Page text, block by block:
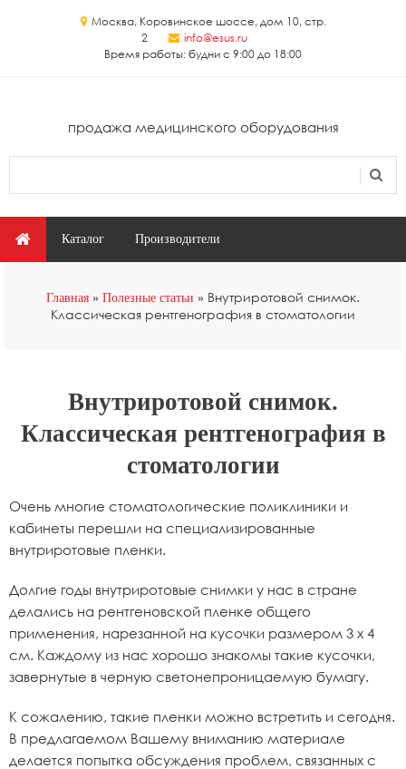
Москва, Коровинское шоссе, дом 10, стр.
2
info@esus.ru
Время работы: будни с 9:00 до 18:00
продажа медицинского оборудования
Главное меню
Каталог Производители
Главная Полезные статьи
Внутриротовой снимок.
Классическая рентгенография в стоматологии
Внутриротовой снимок.
Классическая рентгенография в
стоматологии
Очень многие стоматологические поликлиники и
кабинеты перешли на специализированные
внутриротовые пленки.
Долгие годы внутриротовые снимки у нас в стране
делались на рентгеновской пленке общего
применения, нарезанной на кусочки размером 3 х 4
см. Каждому из нас хорошо знакомы такие кусочки,
завернутые в черную светонепроницаемую бумагу.
К сожалению, такие пленки можно встретить и сегодня.
В предлагаемом Вашему вниманию материале
делается попытка обсуждения проблем, связанных с